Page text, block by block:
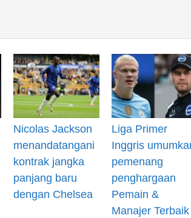
Nicolas Jackson
menandatangani
kontrak jangka
panjang baru
dengan Chelsea
Liga Primer
Inggris
pemenang
penghargaan
Pemain &
Manajer Terbaik